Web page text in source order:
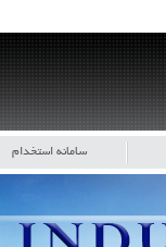
سامانه استخدام